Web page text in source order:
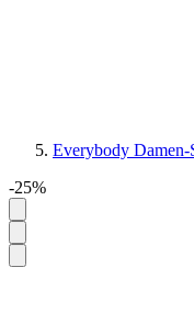
Everybody
-25%